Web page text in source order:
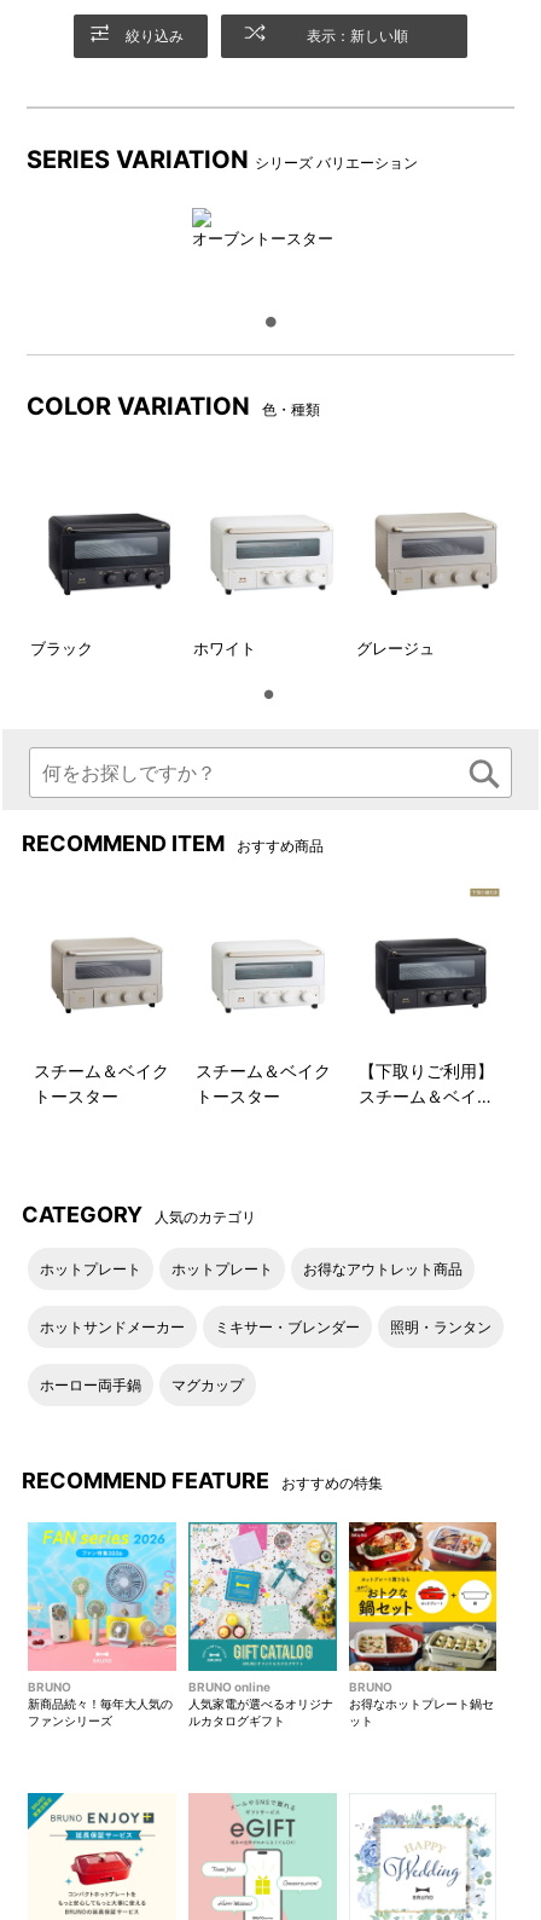
の軽減を目的としておりま
す。
朝食のトーストや毎晩の料理が手早くおいしく仕上がるトース
て、おいしさと時間をみんなでシェア。スタイリッシュで、お
手入れも簡単。
“わがまま”をかなえる、あなたのためのトースターです。
ただけます。
スチームモード
5mlの水を入れて焼くだけで、
いつものトーストが外はカリ
ッと、中はもっちりふわふわ
な驚きの食感に焼き上がりま
す。
コンベクションモード
肉や魚のうまみを閉じ込め、
ふっくらジュージーな仕上が
りに焼き上げます。焼きむら
がなく、スイーツ作りも予熱
なしで焼くことができます。
絞り込み 表示：新しい順
SERIES VARIATION シリーズ バリエーション
オーブントースター
COLOR VARIATION 色・種類
ブラック ホワイト グレージュ
RECOMMEND ITEM おすすめ商品
スチーム＆ベイク
トースター
スチーム＆ベイク
トースター
【下取りご利用】
スチーム＆ベイク
CATEGORY 人気のカテゴリ
ホットプレート ホットプレート お得なアウトレット商品
ホットサンドメーカー ミキサー・ブレンダー 照明・ランタン
ホーロー両手鍋 マグカップ
RECOMMEND FEATURE おすすめの特集
BRUNO
新商品続々！毎年大人気の
ファンシリーズ
BRUNO online
人気家電が選べるオリジナ
ルカタログギフト
BRUNO
お得なホットプレート鍋セ
ット